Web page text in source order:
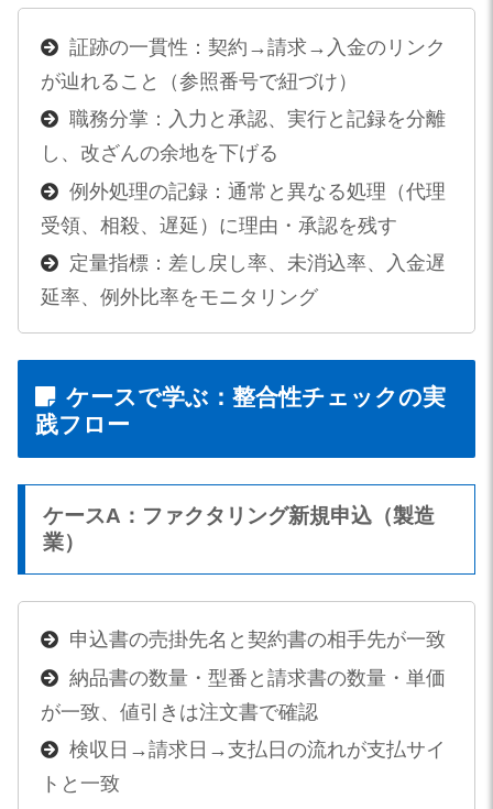
証跡の一貫性：契約→請求→入金のリンク
が辿れること（参照番号で紐づけ）
職務分掌：入力と承認、実行と記録を分離
し、改ざんの余地を下げる
例外処理の記録：通常と異なる処理（代理
受領、相殺、遅延）に理由・承認を残す
定量指標：差し戻し率、未消込率、入金遅
延率、例外比率をモニタリング
ケースで学ぶ：整合性チェックの実
践フロー
ケースA：ファクタリング新規申込（製造
業）
申込書の売掛先名と契約書の相手先が一致
納品書の数量・型番と請求書の数量・単価
が一致、値引きは注文書で確認
検収日→請求日→支払日の流れが支払サイ
トと一致